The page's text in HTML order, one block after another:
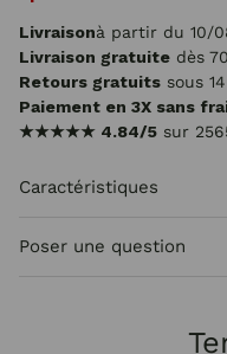
Livraisonà partir du 10/
Livraison gratuite dès
Retours gratuits sous
Paiement en 3X sans
★★★★★ 4.84/5 sur
Caractéristiques
Poser une question